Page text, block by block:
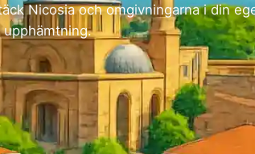
Nicosia och omgivningarna i din